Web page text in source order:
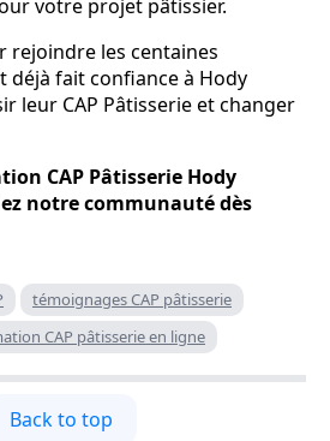
votre projet pâtissier.
rejoindre les centaines
déjà fait confiance à Hody
leur CAP Pâtisserie et changer
CAP Pâtisserie Hody
notre communauté dès
témoignages CAP pâtisserie
CAP pâtisserie en ligne
Back to top